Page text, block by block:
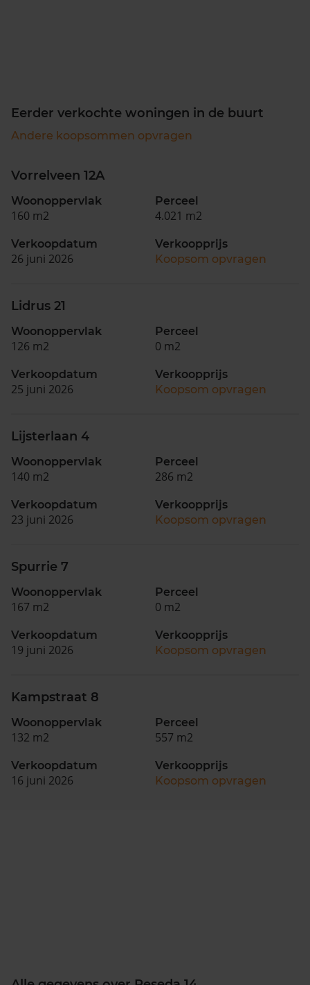
Eerder verkochte woningen in de buurt
Andere koopsommen opvragen
Vorrelveen 12A
Woonoppervlak
160 m2
Perceel
4.021 m2
Verkoopdatum
26 juni 2026
Verkoopprijs
Koopsom opvragen
Lidrus 21
Woonoppervlak
126 m2
Perceel
0 m2
Verkoopdatum
25 juni 2026
Verkoopprijs
Koopsom opvragen
Lijsterlaan 4
Woonoppervlak
140 m2
Perceel
286 m2
Verkoopdatum
23 juni 2026
Verkoopprijs
Koopsom opvragen
Spurrie 7
Woonoppervlak
167 m2
Perceel
0 m2
Verkoopdatum
19 juni 2026
Verkoopprijs
Koopsom opvragen
Kampstraat 8
Woonoppervlak
132 m2
Perceel
557 m2
Verkoopdatum
16 juni 2026
Verkoopprijs
Koopsom opvragen